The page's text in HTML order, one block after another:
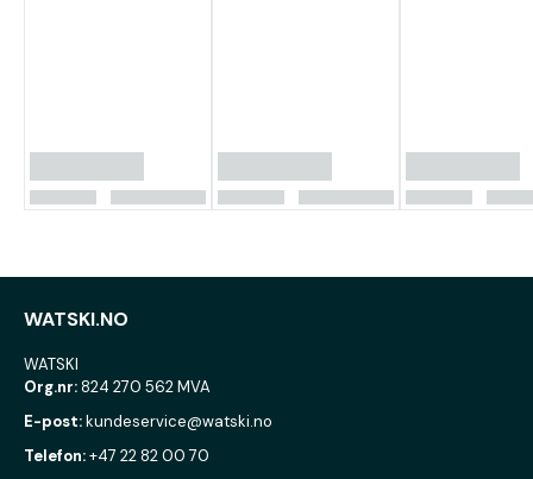
WATSKI.NO
WATSKI
Org.nr:824 270 562 MVA
E-post:kundeservice@watski.no
Telefon:+47 22 82 00 70